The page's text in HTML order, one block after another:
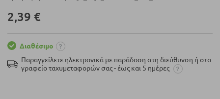
2,39 €
Διαθέσιμο
Παραγγείλετε ηλεκτρονικά με παράδοση στη διεύθυνση ή στο
γραφείο ταχυμεταφορών σας - έως και 5 ημέρες